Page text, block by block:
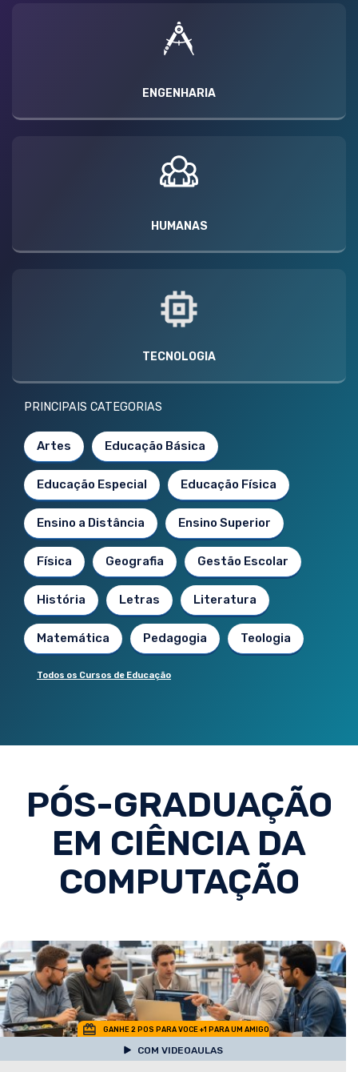
ENGENHARIA
HUMANAS
TECNOLOGIA
PRINCIPAIS CATEGORIAS
Artes Educação Básica
Educação Especial Educação Física
Ensino a Distância Ensino Superior
Física Geografia Gestão Escolar
História Letras Literatura
Matemática Pedagogia Teologia
Todos os Cursos de Educação
PÓS-GRADUAÇÃO
EM CIÊNCIA DA
COMPUTAÇÃO
GANHE 2 POS PARA VOCE +1 PARA UM AMIGO
COM VIDEOAULAS